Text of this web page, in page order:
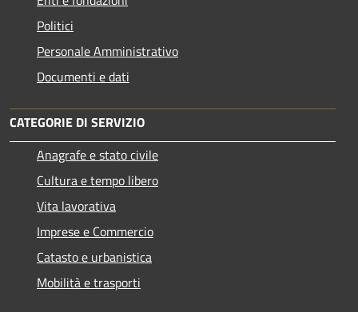
Politici
Personale Amministrativo
Documenti e dati
CATEGORIE DI SERVIZIO
Anagrafe e stato civile
Cultura e tempo libero
Vita lavorativa
Imprese e Commercio
Catasto e urbanistica
Mobilità e trasporti